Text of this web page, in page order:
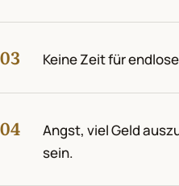
03 Keine Zeit für
04
Angst, viel Geld
sein.